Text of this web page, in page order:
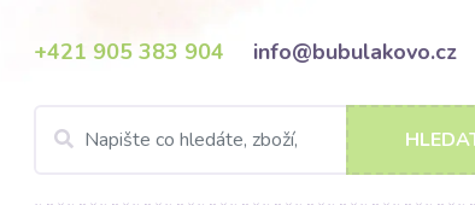
+421 905 383 904 info@bubulakovo.cz